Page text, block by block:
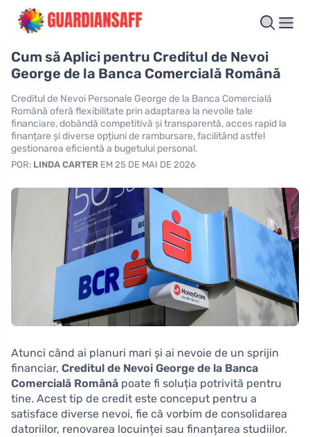
Cum să Aplici pentru Creditul de Nevoi
George de la Banca Comercială Română
Creditul de Nevoi Personale George de la Banca Comercială
Română oferă flexibilitate prin adaptarea la nevoile tale
financiare, dobândă competitivă și transparentă, acces rapid la
finanțare și diverse opțiuni de rambursare, facilitând astfel
gestionarea eficientă a bugetului personal.
POR: LINDA CARTER EM 25 DE MAI DE 2026
Atunci când ai planuri mari și ai nevoie de un sprijin
financiar, Creditul de Nevoi George de la Banca
Comercială Română poate fi soluția potrivită pentru
tine. Acest tip de credit este conceput pentru a
satisface diverse nevoi, fie că vorbim de consolidarea
datoriilor, renovarea locuinței sau finanțarea studiilor.